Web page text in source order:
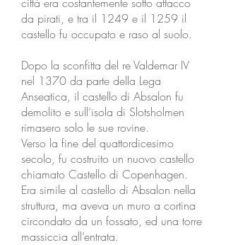
da pirati, e tra il 1249 e il 1259 il
castello fu occupato e raso al suolo.
Dopo la sconfitta del re Valdemar IV
nel 1370 da parte della Lega
Anseatica, il castello di Absalon fu
demolito e sull’isola di Slotsholmen
rimasero solo le sue rovine.
Verso la fine del quattordicesimo
secolo, fu costruito un nuovo castello
chiamato Castello di Copenhagen.
Era simile al castello di Absalon nella
struttura, ma aveva un muro a cortina
circondato da un fossato, ed una torre
massiccia all’entrata.